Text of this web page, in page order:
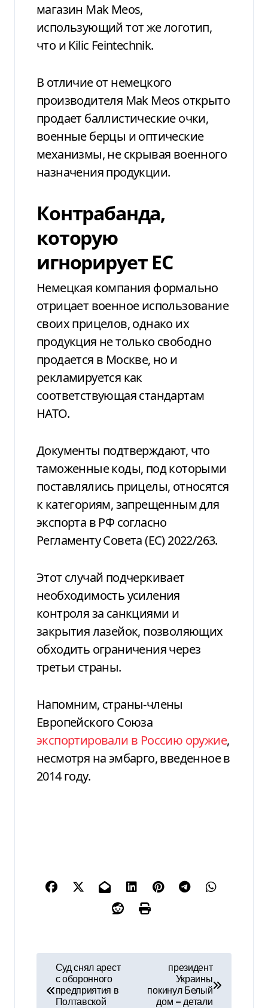
магазин Mak Meos,
использующий тот же логотип,
что и Kilic Feintechnik.
В отличие от немецкого
производителя Mak Meos открыто
продает баллистические очки,
военные берцы и оптические
механизмы, не скрывая военного
назначения продукции.
Контрабанда,
которую
игнорирует ЕС
Немецкая компания формально
отрицает военное использование
своих прицелов, однако их
продукция не только свободно
продается в Москве, но и
рекламируется как
соответствующая стандартам
НАТО.
Документы подтверждают, что
таможенные коды, под которыми
поставлялись прицелы, относятся
к категориям, запрещенным для
экспорта в РФ согласно
Регламенту Совета (ЕС) 2022/263.
Этот случай подчеркивает
необходимость усиления
контроля за санкциями и
закрытия лазейок, позволяющих
обходить ограничения через
третьи страны.
Напомним, страны-члены
Европейского Союза
экспортировали в Россию оружие,
несмотря на эмбарго, введенное в
2014 году.
Суд снял арест
с оборонного
предприятия в
Полтавской
президент
Украины
покинул Белый
дом — детали